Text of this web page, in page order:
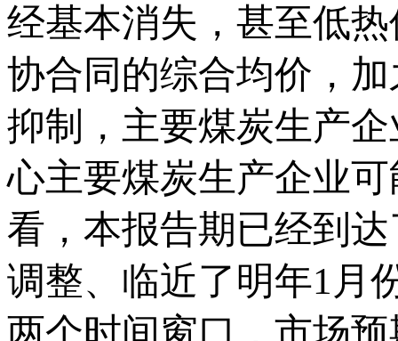
经基本消失，甚至低
协合同的综合均价，
抑制，主要煤炭生产
心主要煤炭生产企业
看，本报告期已经到
调整、临近了明年1月
两个时间窗口，市场